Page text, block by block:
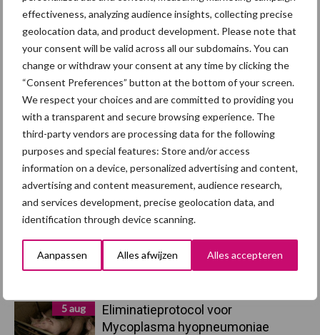
effectiveness, analyzing audience insights, collecting precise
geolocation data, and product development. Please note that
your consent will be valid across all our subdomains. You can
change or withdraw your consent at any time by clicking the
“Consent Preferences” button at the bottom of your screen.
We respect your choices and are committed to providing you
with a transparent and secure browsing experience. The
third-party vendors are processing data for the following
purposes and special features: Store and/or access
information on a device, personalized advertising and content,
advertising and content measurement, audience research,
and services development, precise geolocation data, and
identification through device scanning.
Aanpassen Alles afwijzen Alles accepteren
Primaire
Sidebar
Recent nieuws Partner nieuws
“Vraag naar praktische
hygieneoplossingen is in Polen
groter dan ooit”
5 aug
Eliminatieprotocol voor
Mycoplasma hyopneumoniae
Afrikaanse
varkenspest
Brachyspira
Toon meer